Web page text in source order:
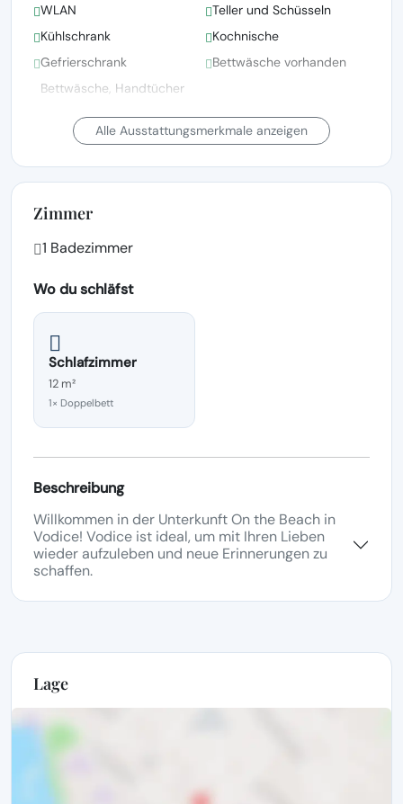
WLAN
Teller und Schüsseln
Kühlschrank
Kochnische
Gefrierschrank
Bettwäsche vorhanden
Bettwäsche, Handtücher
Richtlinien der örtlichen
Behörden gewaschen
Satellitenfernsehen
Fernsehen Terrasse
Alle Ausstattungsmerkmale anzeigen
Zimmer
1 Badezimmer
Wo du schläfst
Schlafzimmer
12 m²
1× Doppelbett
Beschreibung
Willkommen in der Unterkunft On the Beach in
Vodice! Vodice ist ideal, um mit Ihren Lieben
wieder aufzuleben und neue Erinnerungen zu
schaffen.
Lage